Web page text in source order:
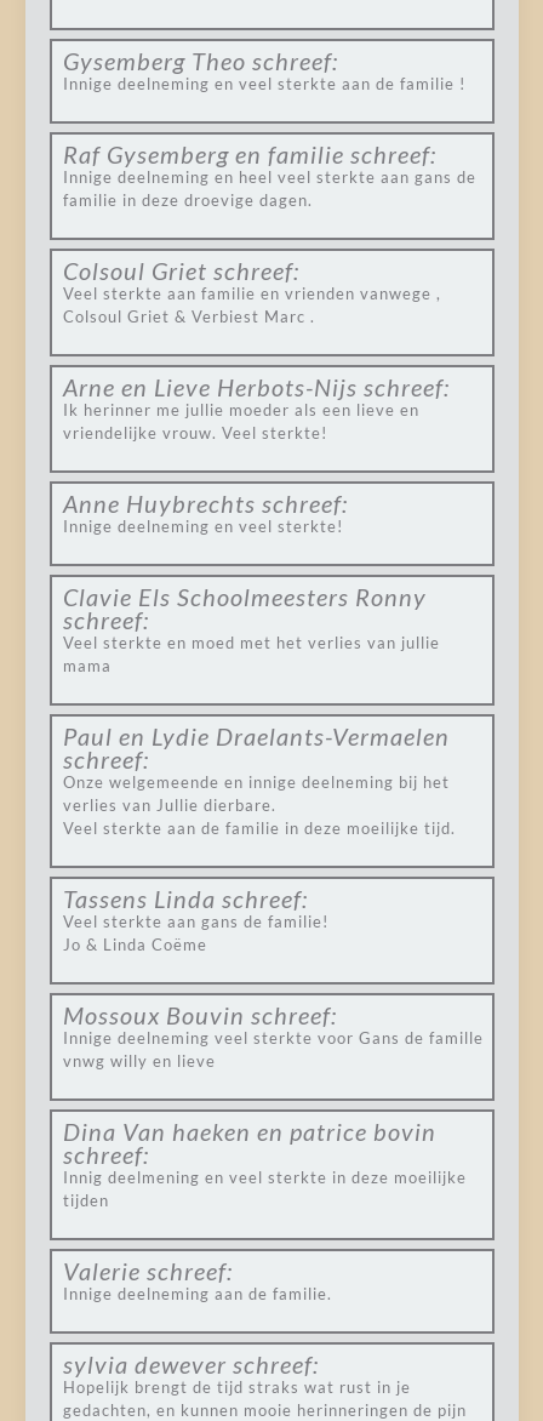
Gysemberg Theo schreef:
Innige deelneming en veel sterkte aan de familie !
Raf Gysemberg en familie schreef:
Innige deelneming en heel veel sterkte aan gans de
familie in deze droevige dagen.
Colsoul Griet schreef:
Veel sterkte aan familie en vrienden vanwege ,
Colsoul Griet & Verbiest Marc .
Arne en Lieve Herbots-Nijs schreef:
Ik herinner me jullie moeder als een lieve en
vriendelijke vrouw. Veel sterkte!
Anne Huybrechts schreef:
Innige deelneming en veel sterkte!
Clavie Els Schoolmeesters Ronny
schreef:
Veel sterkte en moed met het verlies van jullie
mama
Paul en Lydie Draelants-Vermaelen
schreef:
Onze welgemeende en innige deelneming bij het
verlies van Jullie dierbare.
Veel sterkte aan de familie in deze moeilijke tijd.
Tassens Linda schreef:
Veel sterkte aan gans de familie!
Jo & Linda Coëme
Mossoux Bouvin schreef:
Innige deelneming veel sterkte voor Gans de famille
vnwg willy en lieve
Dina Van haeken en patrice bovin
schreef:
Innig deelmening en veel sterkte in deze moeilijke
tijden
Valerie schreef:
Innige deelneming aan de familie.
sylvia dewever schreef:
Hopelijk brengt de tijd straks wat rust in je
gedachten, en kunnen mooie herinneringen de pijn